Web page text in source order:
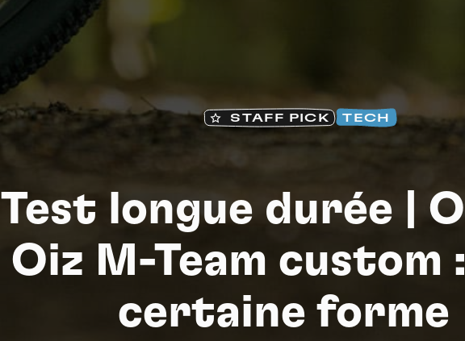
Test longue durée |
Oiz M-Team custom
certaine forme
STAFF PICK TECH